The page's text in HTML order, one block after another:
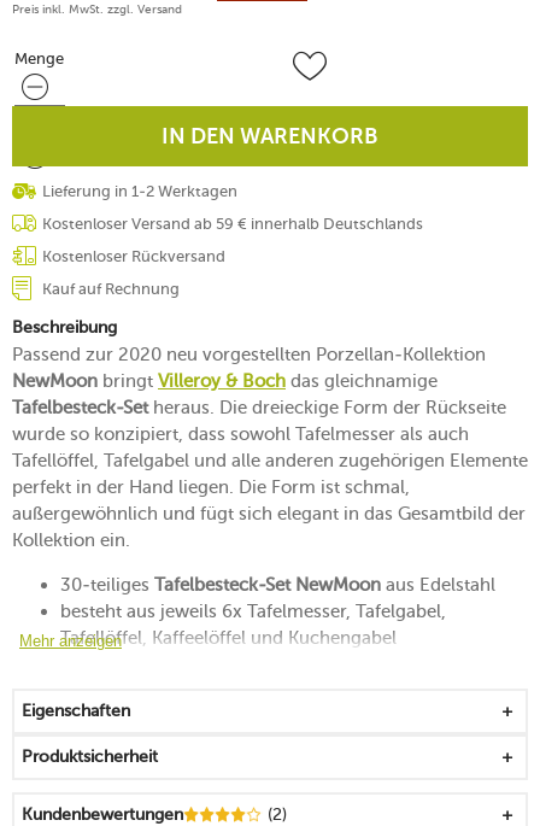
Preis inkl. MwSt. zzgl. Versand
Menge
Menge
IN DEN WARENKORB
Lieferung in 1-2 Werktagen
Kostenloser Versand ab 59 € innerhalb Deutschlands
Kostenloser Rückversand
Kauf auf Rechnung
Beschreibung
Passend zur 2020 neu vorgestellten Porzellan-Kollektion
NewMoon bringt Villeroy & Boch das gleichnamige
Tafelbesteck-Setheraus. Die dreieckige Form der Rückseite
wurde so konzipiert, dass sowohl Tafelmesser als auch
Tafellöffel, Tafelgabel und alle anderen zugehörigen Elemente
perfekt in der Hand liegen. Die Form ist schmal,
außergewöhnlich und fügt sich elegant in das Gesamtbild der
Kollektion ein.
30-teiliges Tafelbesteck-Set NewMoon aus Edelstahl
besteht aus jeweils 6x Tafelmesser, Tafelgabel,
Tafellöffel, Kaffeelöffel und Kuchengabel
Mehr anzeigen
Eigenschaften
Produktsicherheit
Kundenbewertungen (2)